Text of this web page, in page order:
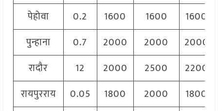
पेहोवा
0.2 1600 1600
1600
पुन्हाना
0.7 2000 2000
2000
रादौर
12 2000 2500
2200
रायपुरराय
0.05 1800 2000
1800